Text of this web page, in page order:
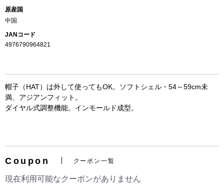
お買い物を続ける カートへ進む
原産国
中国
JANコード
4976790964821
帽子（HAT）は外して使ってもOK。ソフトシェル・54～59cm未
満、アジアンフィット。
ダイヤル式調整機能。インモールド成型。
Coupon クーポン一覧
現在利用可能なクーポンがありません